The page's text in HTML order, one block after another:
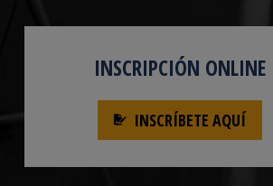
INSCRIPCIÓN ONLINE
INSCRÍBETE AQUÍ